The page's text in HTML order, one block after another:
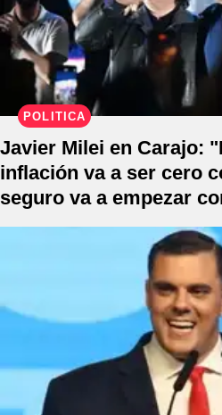
POLÍTICA
Javier Milei en Carajo:
inflación va a ser cero
seguro va a empezar